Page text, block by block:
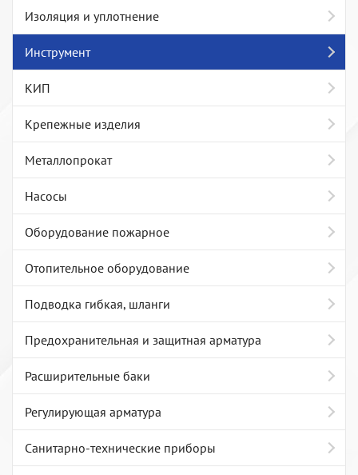
Изоляция и уплотнение
Инструмент
КИП
Крепежные изделия
Металлопрокат
Насосы
Оборудование пожарное
Отопительное оборудование
Подводка гибкая, шланги
Предохранительная и защитная арматура
Расширительные баки
Регулирующая арматура
Санитарно-технические приборы